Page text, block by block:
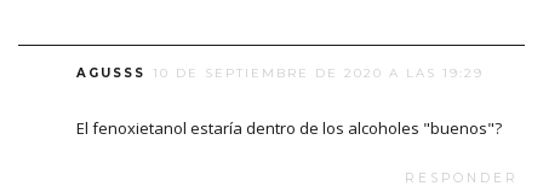
AGUSSS 10 DE SEPTIEMBRE DE 2020 A LAS 19:29
El fenoxietanol estaría dentro de los alcoholes "buenos"?
RESPONDER